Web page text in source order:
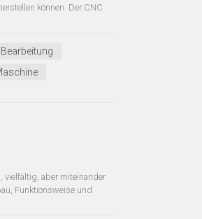
können. Der CNC
vielfältig, aber miteinander
Funktionsweise und